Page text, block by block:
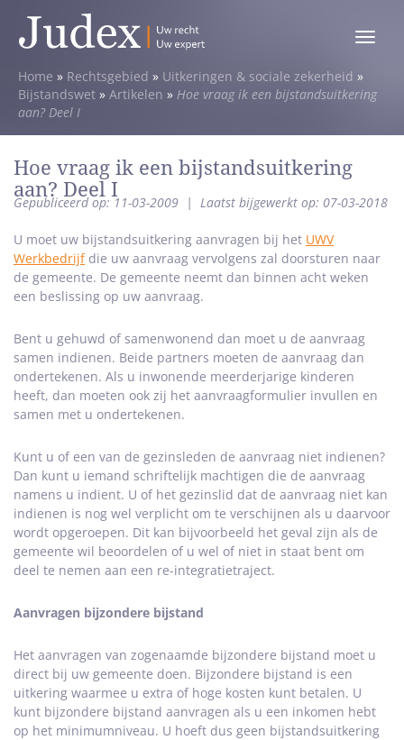
Toggle
Home » Rechtsgebied » Uitkeringen & sociale zekerheid »
Bijstandswet » Artikelen » Hoe vraag ik een bijstandsuitkering
aan? Deel I
Hoe vraag ik een bijstandsuitkering
aan? Deel I
Gepubliceerd op: 11-03-2009 | Laatst bijgewerkt op: 07-03-2018
U moet uw bijstandsuitkering aanvragen bij het UWV
Werkbedrijfdie uw aanvraag vervolgens zal doorsturen naar
de gemeente. De gemeente neemt dan binnen acht weken
een beslissing op uw aanvraag.
Bent u gehuwd of samenwonend dan moet u de aanvraag
samen indienen. Beide partners moeten de aanvraag dan
ondertekenen. Als u inwonende meerderjarige kinderen
heeft, dan moeten ook zij het aanvraagformulier invullen en
samen met u ondertekenen.
Kunt u of een van de gezinsleden de aanvraag niet indienen?
Dan kunt u iemand schriftelijk machtigen die de aanvraag
namens u indient. U of het gezinslid dat de aanvraag niet kan
indienen is nog wel verplicht om te verschijnen als u daarvoor
wordt opgeroepen. Dit kan bijvoorbeeld het geval zijn als de
gemeente wil beoordelen of u wel of niet in staat bent om
deel te nemen aan een re-integratietraject.
Aanvragen bijzondere bijstand
Het aanvragen van zogenaamde bijzondere bijstand moet u
direct bij uw gemeente doen. Bijzondere bijstand is een
uitkering waarmee u extra of hoge kosten kunt betalen. U
kunt bijzondere bijstand aanvragen als u een inkomen hebt
op het minimumniveau. U hoeft dus geen bijstandsuitkering